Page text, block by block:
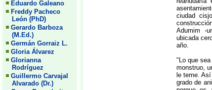
Eduardo Galeano
Freddy Pacheco
León (PhD)
Gerardo Barboza
(M.Ed.)
Germán Gorraiz L.
Gloria Álvarez
Glorianna
Rodríguez
Guillermo Carvajal
Alvarado (Dr.)
ciudad
Adumim -
ubicada
año.
"Lo que
monstruo,
le teme.
grado de